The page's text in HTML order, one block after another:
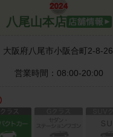
八尾山本店
大阪府八尾市小阪合町2-8-26
営業時間： 08:00-20:00